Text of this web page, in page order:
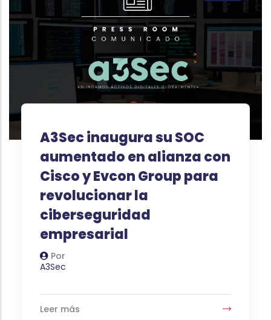
A3Sec inaugura su SOC
aumentado en alianza con
Cisco y Evcon Group para
revolucionar la
ciberseguridad
empresarial
Por
Autor
A3Sec
Leer más